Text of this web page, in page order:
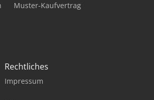
Füll- Und Verschließmaschine
Muster-Kaufvertrag
Rechtliches
Impressum